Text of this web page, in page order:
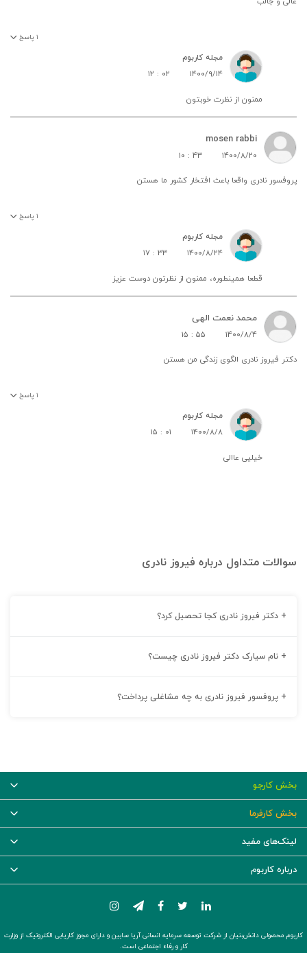
۱ پاسخ
مجله کاربوم
۱۴۰۰/۹/۱۴
۱۲ : ۰۲
ممنون از نظرت خوبتون
mosen rabbi
۱۴۰۰/۸/۲۰ ۱۰ : ۴۳
پروفسور نادری واقعا باعث افتخار کشور ما هستن
۱ پاسخ
مجله کاربوم
۱۴۰۰/۸/۲۴
۱۷ : ۳۳
قطعا همینطوره، ممنون از نظرتون دوست عزیز
محمد نعمت الهی
۱۴۰۰/۸/۴ ۱۵ : ۵۵
دکتر فیروز نادری الگوی زندگی من هستن
۱ پاسخ
مجله کاربوم
۱۴۰۰/۸/۸
۱۵ : ۰۱
خیلیی عاالی
سوالات متداول درباره فیروز نادری
+ دکتر فیروز نادری کجا تحصیل کرد؟
+ نام سیارک دکتر فیروز نادری چیست؟
+ پروفسور فیروز نادری به چه مشاغلی پرداخت؟
بخش کارجو
بخش کارفرما
لینک‌های مفید
درباره کاربوم
کاربوم محصولی دانش‌بنیان از شرکت توسعه سرمایه انسانی آریا سابین و دارای مجوز کاریابی الکترونیک از وزارت
کار و رفاه اجتماعی است.